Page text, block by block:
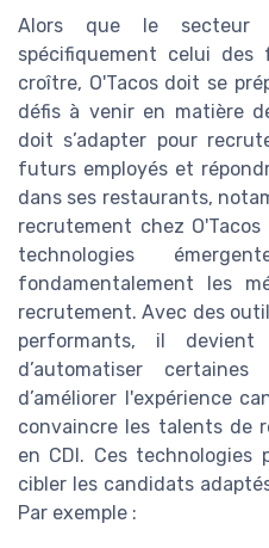
Alors que le secteur
spécifiquement celui
croître, O'Tacos doit se
défis à venir en matière
doit s’adapter pour
futurs employés et
dans ses restaurants,
recrutement chez
technologies
fondamentalement les
recrutement. Avec des
performants, il devient
d’automatiser
d’améliorer l'expérience
convaincre les talents de
en CDI. Ces technologies
cibler les candidats
Par exemple :